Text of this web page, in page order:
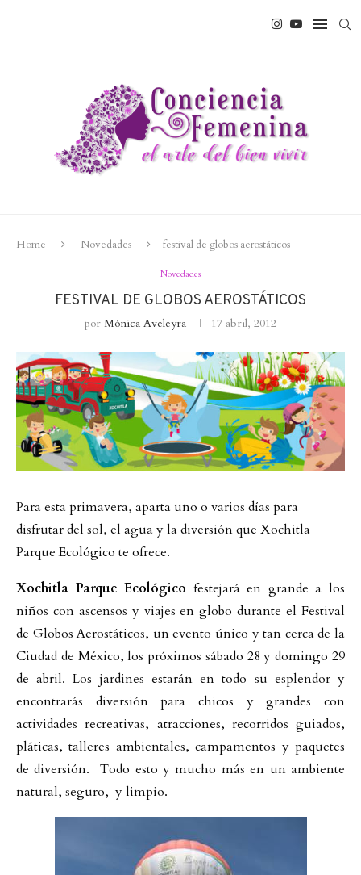
Home Novedades festival de globos aerostáticos
Novedades
FESTIVAL DE GLOBOS AEROSTÁTICOS
por Mónica Aveleyra 17 abril, 2012
Para esta primavera, aparta uno o varios días para
disfrutar del sol, el agua y la diversión que Xochitla
Parque Ecológico te ofrece.
Xochitla Parque Ecológico festejará en grande a los
niños con ascensos y viajes en globo durante el Festival
de Globos Aerostáticos, un evento único y tan cerca de la
Ciudad de México, los próximos sábado 28 y domingo 29
de abril. Los jardines estarán en todo su esplendor y
encontrarás diversión para chicos y grandes con
actividades recreativas, atracciones, recorridos guiados,
pláticas, talleres ambientales, campamentos y paquetes
de diversión. Todo esto y mucho más en un ambiente
natural, seguro, y limpio.